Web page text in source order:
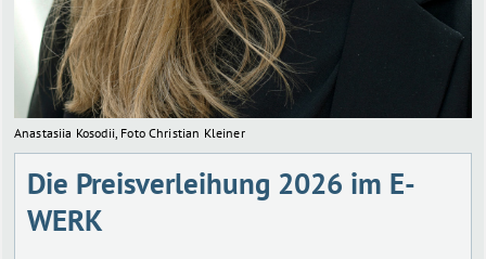
Anastasiia Kosodii, Foto Christian Kleiner
Die Preisverleihung 2026 im E-
WERK